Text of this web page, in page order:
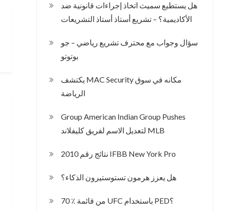
هل يستطيع سميث اتخاذ إجراءات قانونية ضد
الأكاديمية؟ – تشريع أستاذ أستاذ التشريعات
سؤال وجواب مع محترف تشريع رياضي – جو
بوتوتو
يكتشف MAC Security مكانه في سوق
الرياضة
Group American Indian Group Pushes
لتعديل الاسم لفريق كليفلاند MLB
2010 نتائج رقم IFBB New York Pro
هل يعزز هرمون تستوستيرون الذكاء؟
70 ٪ من قائمة UFC باستخدام PED؟